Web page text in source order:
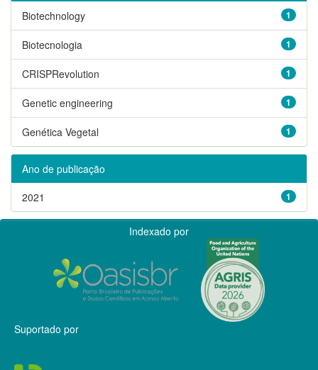
1
Biotechnology
1
Biotecnologia
1
CRISPRevolution
1
Genetic engineering
1
Genética Vegetal
Ano de publicação
1
2021
Indexado por
Suportado por